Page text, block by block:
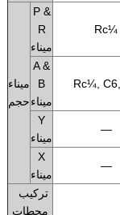
ميناء
حجم
P &
R
ميناء
Rc¼
A &
B
ميناء
Rc¼,
Y
ميناء
—
X
ميناء
—
محطات